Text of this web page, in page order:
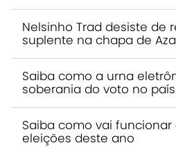
Nelsinho Trad desiste de
suplente na chapa de
Saiba como a urna
soberania do voto no país
Saiba como vai
eleições deste ano